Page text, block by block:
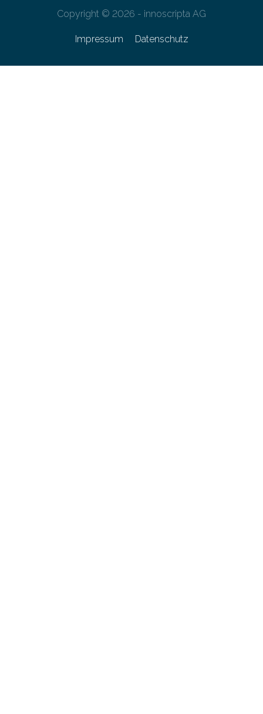
Copyright © 2026 - innoscripta AG
Impressum Datenschutz